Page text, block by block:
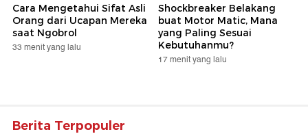
Cara Mengetahui Sifat Asli
Orang dari Ucapan Mereka
saat Ngobrol
33 menit yang lalu
Shockbreaker Belakang
buat Motor Matic, Mana
yang Paling Sesuai
Kebutuhanmu?
17 menit yang lalu
Berita Terpopuler